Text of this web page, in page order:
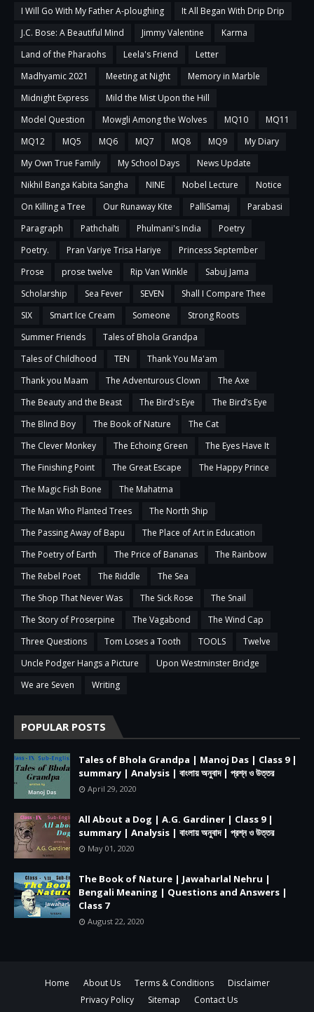
I Will Go With My Father A-ploughing
It All Began With Drip Drip
J.C. Bose: A Beautiful Mind
Jimmy Valentine
Karma
Land of the Pharaohs
Leela's Friend
Letter
Madhyamic 2021
Meeting at Night
Memory in Marble
Midnight Express
Mild the Mist Upon the Hill
Model Question
Mowgli Among the Wolves MQ10
MQ11
MQ12
MQ5 MQ6 MQ7 MQ8 MQ9
My Diary
My Own True Family
My School Days
News Update
Nikhil Banga Kabita Sangha
NINE Nobel Lecture
Notice
On Killing a Tree
Our Runaway Kite PalliSamaj
Parabasi
Paragraph
Pathchalti Phulmani's India
Poetry
Poetry.
Pran Variye Trisa Hariye
Princess September
Prose
prose twelve Rip Van Winkle
Sabuj Jama
Scholarship
Sea Fever SEVEN
Shall I Compare Thee
SIX
Smart Ice Cream Someone
Strong Roots
Summer Friends
Tales of Bhola Grandpa
Tales of Childhood
TEN
Thank You Ma'am
Thank you Maam
The Adventurous Clown
The Axe
The Beauty and the Beast
The Bird's Eye
The Bird’s Eye
The Blind Boy
The Book of Nature
The Cat
The Clever Monkey
The Echoing Green
The Eyes Have It
The Finishing Point
The Great Escape
The Happy Prince
The Magic Fish Bone
The Mahatma
The Man Who Planted Trees
The North Ship
The Passing Away of Bapu
The Place of Art in Education
The Poetry of Earth
The Price of Bananas
The Rainbow
The Rebel Poet
The Riddle
The Sea
The Shop That Never Was
The Sick Rose
The Snail
The Story of Proserpine
The Vagabond
The Wind Cap
Three Questions
Tom Loses a Tooth TOOLS
Twelve
Uncle Podger Hangs a Picture
Upon Westminster Bridge
We are Seven
Writing
POPULAR POSTS
Tales of Bhola Grandpa | Manoj Das | Class 9 |
summary | Analysis | বাংলায় অনুবাদ | প্রশ্ন ও উত্তর
April 29, 2020
All About a Dog | A.G. Gardiner | Class 9 |
summary | Analysis | বাংলায় অনুবাদ | প্রশ্ন ও উত্তর
May 01, 2020
The Book of Nature | Jawaharlal Nehru |
Bengali Meaning | Questions and Answers |
Class 7
August 22, 2020
Home About Us Terms & Conditions
Disclaimer
Privacy Policy
Sitemap Contact Us